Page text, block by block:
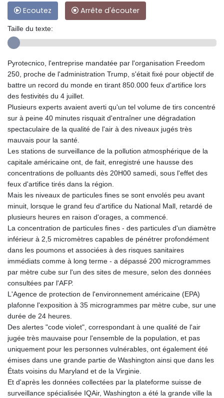
Ecoutez Arrête d'écouter
Taille du texte:
Pyrotecnico, l'entreprise mandatée par l'organisation Freedom
250, proche de l'administration Trump, s'était fixé pour objectif de
battre un record du monde en tirant 850.000 feux d'artifice lors
des festivités du 4 juillet.
Plusieurs experts avaient averti qu'un tel volume de tirs concentré
sur à peine 40 minutes risquait d'entraîner une dégradation
spectaculaire de la qualité de l'air à des niveaux jugés très
mauvais pour la santé.
Les stations de surveillance de la pollution atmosphérique de la
capitale américaine ont, de fait, enregistré une hausse des
concentrations de polluants dès 20H00 samedi, sous l'effet des
feux d'artifice tirés dans la région.
Mais les niveaux de particules fines se sont envolés peu avant
minuit, lorsque le grand feu d'artifice du National Mall, retardé de
plusieurs heures en raison d'orages, a commencé.
La concentration de particules fines - des particules d'un diamètre
inférieur à 2,5 micromètres capables de pénétrer profondément
dans les poumons et associées à des risques sanitaires
immédiats comme à long terme - a dépassé 200 microgrammes
par mètre cube sur l'un des sites de mesure, selon des données
consultées par l'AFP.
L'Agence de protection de l'environnement américaine (EPA)
plafonne l'exposition à 35 microgrammes par mètre cube, sur une
durée de 24 heures.
Des alertes "code violet", correspondant à une qualité de l'air
jugée très mauvaise pour l'ensemble de la population, et pas
uniquement pour les personnes vulnérables, ont également été
émises dans une grande partie de Washington ainsi que dans les
États voisins du Maryland et de la Virginie.
Et d'après les données collectées par la plateforme suisse de
surveillance spécialisée IQAir, Washington a été la grande ville la